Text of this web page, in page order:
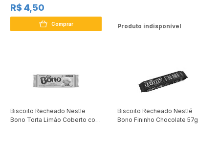
R$ 4,50
Comprar Produto indisponível
Biscoito Recheado Nestle
Bono Torta Limão Coberto com
Biscoito Recheado Nestlé
Bono Fininho Chocolate 57g